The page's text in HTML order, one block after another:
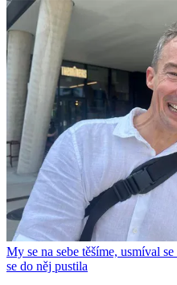
My se na sebe těšíme, usmíval
se do něj pustila